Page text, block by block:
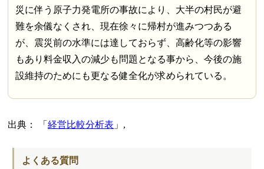
災に伴う原子力発電所の事故により、大半の村民が避
難を余儀なくされ、現在徐々に帰村が進みつつある
が、震災前の水準には達しておらず、高齢化等の影響
もあり料金収入の減少も問題となる事から、今後の施
設維持のためにも更なる健全化が求められている。
出典： 経営比較分析表 ,
よくある質問